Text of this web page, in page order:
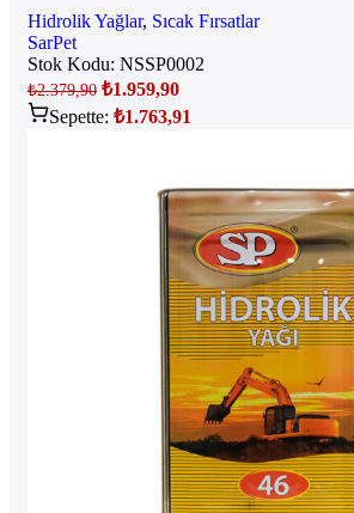
Hidrolik Yağlar, Sıcak Fırsatlar
SarPet
Stok Kodu: NSSP0002
₺2.379,90 ₺1.959,90
Sepette: ₺1.763,91